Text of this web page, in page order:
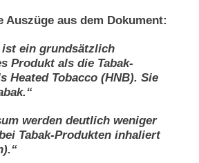
Auszüge aus dem Dokument:
ist ein grundsätzlich
Produkt als die Tabak-
Heated Tobacco (HNB). Sie
werden deutlich weniger
Tabak-Produkten inhaliert